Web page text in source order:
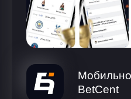
BetCent